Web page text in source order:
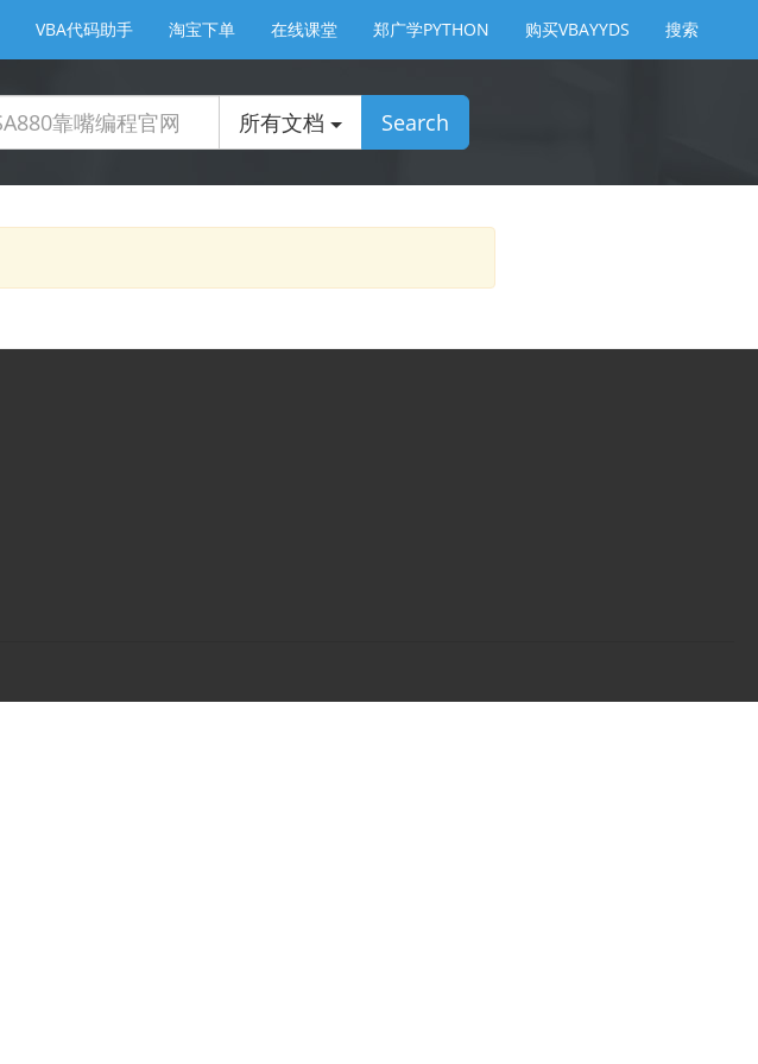
VBA代码助手 淘宝下单 在线课堂 郑广学PYTHON 购买VBAYYDS 搜索
所有文档 Search